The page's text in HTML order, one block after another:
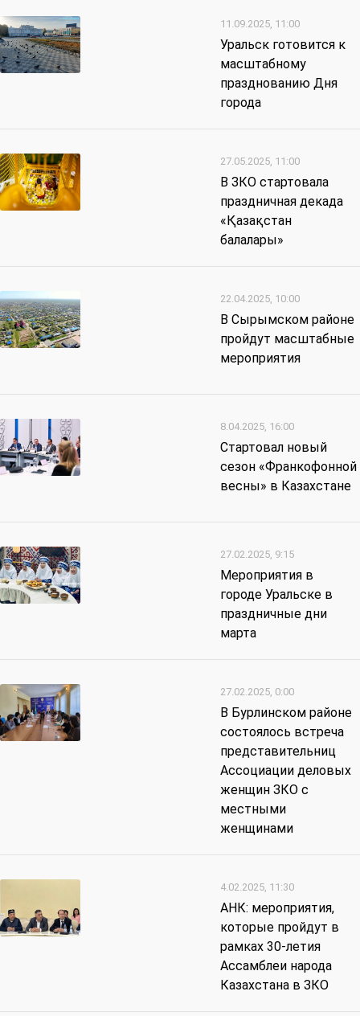
11.09.2025, 11:00
Уральск готовится к
масштабному
празднованию Дня
города
27.05.2025, 11:00
В ЗКО стартовала
праздничная декада
«Қазақстан
балалары»
22.04.2025, 10:00
В Сырымском районе
пройдут масштабные
мероприятия
8.04.2025, 16:00
Стартовал новый
сезон «Франкофонной
весны» в Казахстане
27.02.2025, 9:15
Мероприятия в
городе Уральске в
праздничные дни
марта
27.02.2025, 0:00
В Бурлинском районе
состоялось встреча
представительниц
Ассоциации деловых
женщин ЗКО с
местными
женщинами
4.02.2025, 11:30
АНК: мероприятия,
которые пройдут в
рамках 30-летия
Ассамблеи народа
Казахстана в ЗКО